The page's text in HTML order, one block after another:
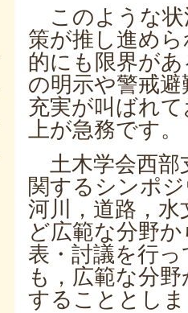
このような状
策が推し進め
的にも限界が
の明示や警戒
充実が叫ばれ
上が急務です。
土木学会西部
関するシンポ
河川，道路，
ど広範な分野
表・討議を行
も，広範な分
することとし